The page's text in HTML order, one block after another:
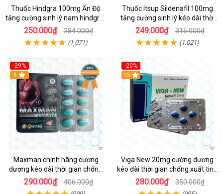
Thuốc Hindgra 100mg Ấn Độ
tăng cường sinh lý nam hindgra-
100 chống xts cương dương
250.000₫ 284.000₫
(1,071)
Thuốc Itsup Sildenafil 100mg
tăng cường sinh lý kéo dài thời
gian cho nam
249.000₫ 315.000₫
(1,021)
-29%
Hot
5
Maxman chính hãng cương
dương kéo dài thời gian chống
xuất tinh sớm hộp 10 viên
290.000₫ 406.000₫
-20%
15
Viga New 20mg cường dương
kéo dài thời gian chống xuất tinh
hộp 4 viên
280.000₫ 350.000₫